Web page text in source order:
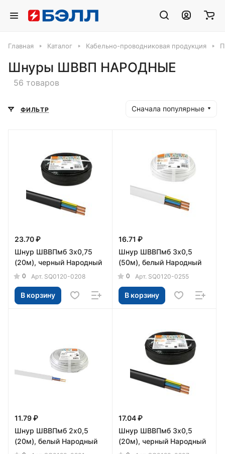
Главная Каталог Кабельно-проводниковая продукция
Шнуры ШВВП НАРОДНЫЕ
56 товаров
ФИЛЬТР Сначала популярные
23.70 ₽
Шнур ШВВПмб 3х0,75
(20м), черный Народный
0 Арт. SQ0120-0208
В корзину
16.71 ₽
Шнур ШВВПмб 3х0,5
(50м), белый Народный
0 Арт. SQ0120-0255
В корзину
11.79 ₽
Шнур ШВВПмб 2х0,5
(20м), белый Народный
17.04 ₽
Шнур ШВВПмб 3х0,5
(20м), черный Народный